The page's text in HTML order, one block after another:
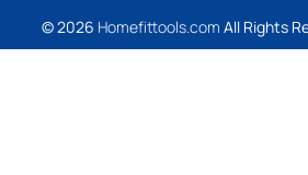
© 2026 Homefittools.com All Rights